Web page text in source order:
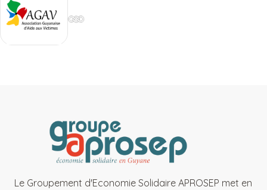
Le Groupement d'Economie Solidaire APROSEP met en